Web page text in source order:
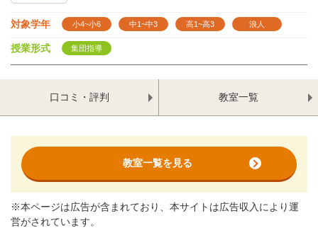
対象学年 小4~小6 中1~中3 高1~高3 浪人
授業形式 集団指導
口コミ・評判 教室一覧
教室一覧を見る
※本ページは広告が含まれており、本サイトは広告収入により運
営がされています。